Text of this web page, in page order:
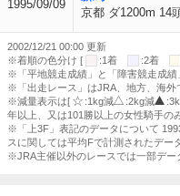
1995/09/09
京都 ダ1200m 14
2002/12/21 00:00 更新
※着順の色分け [
:1着 :2着
※「平地競走成績」と「障害競走成績
※「出走レース」はJRA、地方、海外
※減量表示は[
:1kg減 :2kg減
年以上、又は101勝以上の女性騎手の
※「上3F」表記のデータについて
スに関しては平均Fで計測されたデー
※JRA主催以外のレースでは一部デー